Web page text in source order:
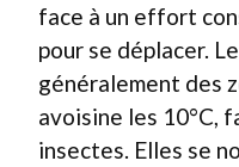
face à un effort
pour se déplacer.
généralement des
avoisine les 10°C,
insectes. Elles se